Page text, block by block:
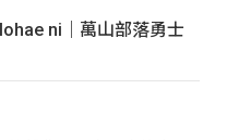
ni｜萬山部落勇士